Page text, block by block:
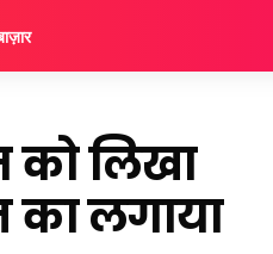
को लिखा
का लगाया